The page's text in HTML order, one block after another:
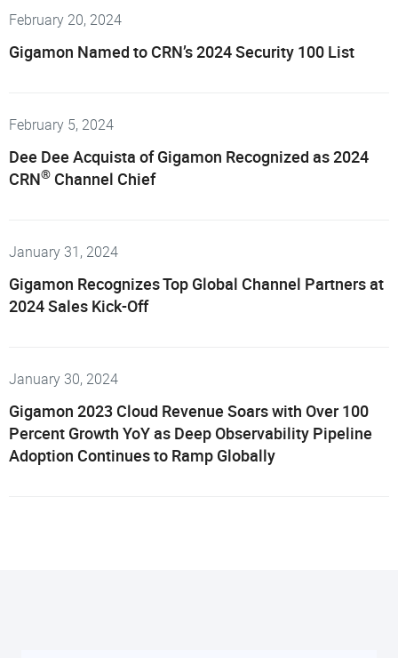
February 20, 2024
Gigamon Named to CRN’s 2024 Security 100 List
February 5, 2024
Dee Dee Acquista of Gigamon Recognized as 2024
CRN® Channel Chief
January 31, 2024
Gigamon Recognizes Top Global Channel Partners at
2024 Sales Kick-Off
January 30, 2024
Gigamon 2023 Cloud Revenue Soars with Over 100
Percent Growth YoY as Deep Observability Pipeline
Adoption Continues to Ramp Globally